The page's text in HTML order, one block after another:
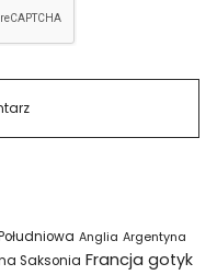
Anglia Argentyna
Saksonia Francja gotyk